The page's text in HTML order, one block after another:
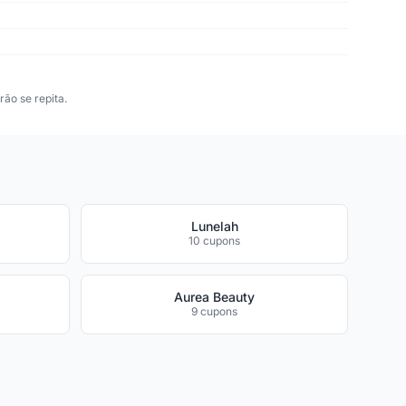
se repita.
Lunelah
10 cupons
Aurea Beauty
9 cupons